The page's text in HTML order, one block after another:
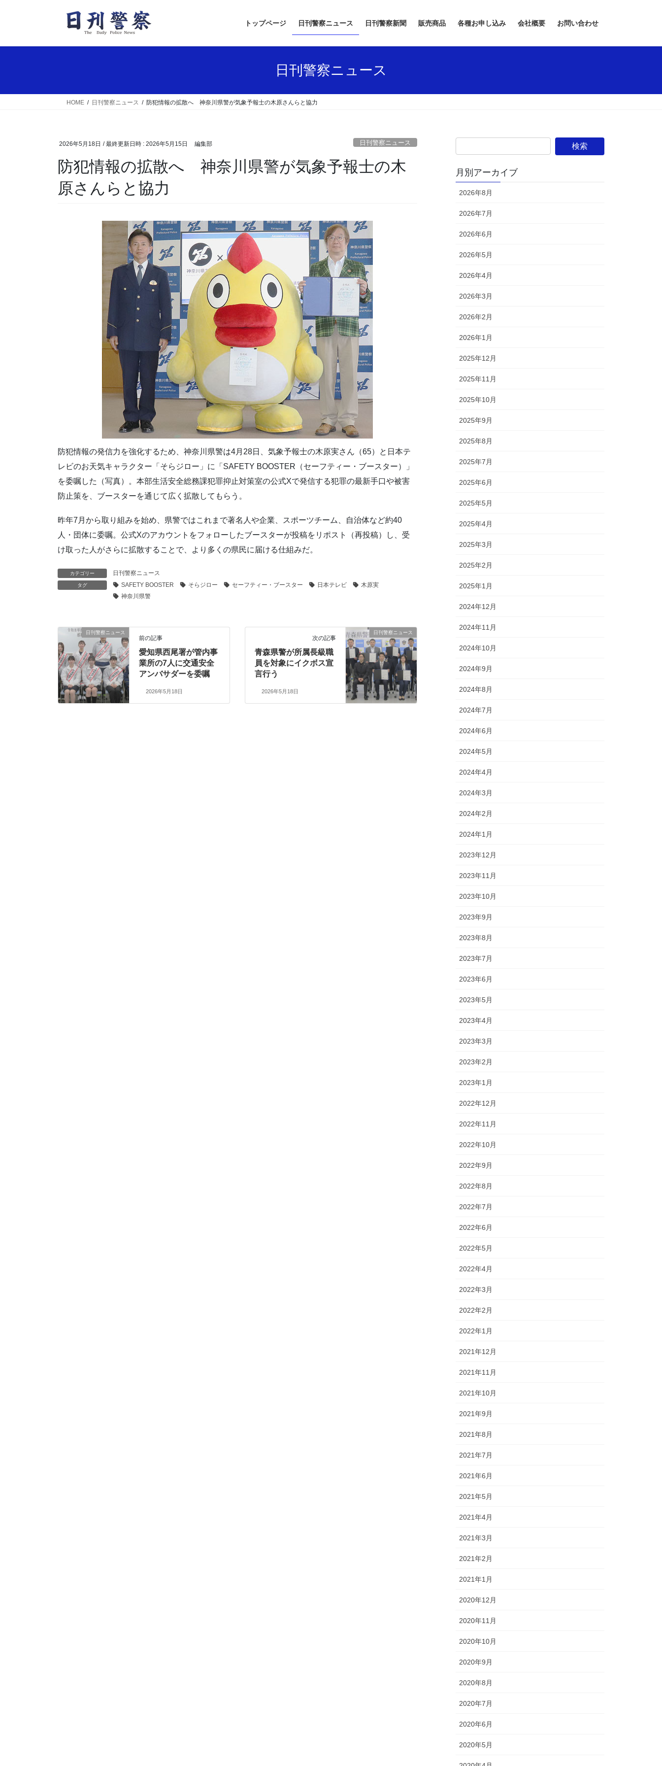
トップページ 日刊警察ニュース 日刊警察新聞 販売商品 各種お申し込み 会社概要 お問い合わせ
日刊警察ニュース
HOME 日刊警察ニュース 防犯情報の拡散へ 神奈川県警が気象予報士の木原さんらと協力
2026年5月18日 / 最終更新日時 : 2026年5月15日 編集部 日刊警察ニュース
防犯情報の拡散へ 神奈川県警が気象予報士の木
原さんらと協力
防犯情報の発信力を強化するため、神奈川県警は4月28日、気象予報士の木原実さん（65）と日本テ
レビのお天気キャラクター「そらジロー」に「SAFETY BOOSTER（セーフティー・ブースター）」
を委嘱した（写真）。本部生活安全総務課犯罪抑止対策室の公式Xで発信する犯罪の最新手口や被害
防止策を、ブースターを通じて広く拡散してもらう。
昨年7月から取り組みを始め、県警ではこれまで著名人や企業、スポーツチーム、自治体など約40
人・団体に委嘱。公式Xのアカウントをフォローしたブースターが投稿をリポスト（再投稿）し、受
け取った人がさらに拡散することで、より多くの県民に届ける仕組みだ。
カテゴリー 日刊警察ニュース
タグ SAFETY BOOSTER そらジロー セーフティー・ブースター 日本テレビ
木原実
神奈川県警
日刊警察ニュース
前の記事
愛知県西尾署が管内事
業所の7人に交通安全
アンバサダーを委嘱
2026年5月18日
日刊警察ニュース
次の記事
青森県警が所属長級職
員を対象にイクボス宣
言行う
2026年5月18日
月別アーカイブ
2026年8月
2026年7月
2026年6月
2026年5月
2026年4月
2026年3月
2026年2月
2026年1月
2025年12月
2025年11月
2025年10月
2025年9月
2025年8月
2025年7月
2025年6月
2025年5月
2025年4月
2025年3月
2025年2月
2025年1月
2024年12月
2024年11月
2024年10月
2024年9月
2024年8月
2024年7月
2024年6月
2024年5月
2024年4月
2024年3月
2024年2月
2024年1月
2023年12月
2023年11月
2023年10月
2023年9月
2023年8月
2023年7月
2023年6月
2023年5月
2023年4月
2023年3月
2023年2月
2023年1月
2022年12月
2022年11月
2022年10月
2022年9月
2022年8月
2022年7月
2022年6月
2022年5月
2022年4月
2022年3月
2022年2月
2022年1月
2021年12月
2021年11月
2021年10月
2021年9月
2021年8月
2021年7月
2021年6月
2021年5月
2021年4月
2021年3月
2021年2月
2021年1月
2020年12月
2020年11月
2020年10月
2020年9月
2020年8月
2020年7月
2020年6月
2020年5月